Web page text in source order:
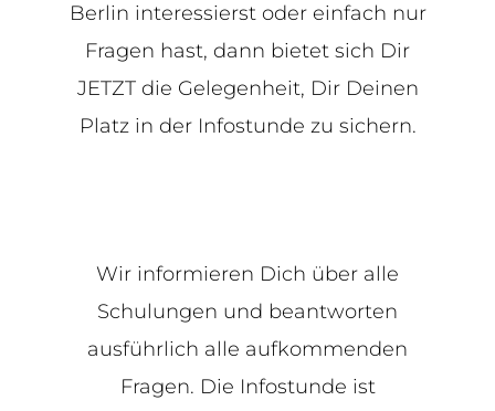
Berlin interessierst oder einfach nur
Fragen hast, dann bietet sich Dir
JETZT die Gelegenheit, Dir Deinen
Platz in der Infostunde zu sichern.
Wir informieren Dich über alle
Schulungen und beantworten
ausführlich alle aufkommenden
Fragen. Die Infostunde ist